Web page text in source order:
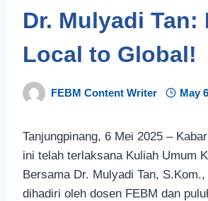
Dr. Mulyadi Tan:
Local to Global!
FEBM Content Writer May
Tanjungpinang, 6 Mei 2025 –
ini telah terlaksana Kuliah Umum
Bersama Dr. Mulyadi Tan,
dihadiri oleh dosen FEBM dan